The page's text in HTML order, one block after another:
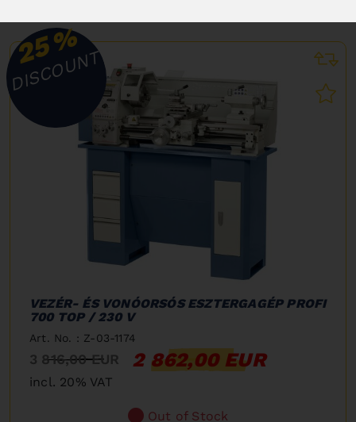
25%
DISCOUNT
VEZÉR- ÉS VONÓORSÓS ESZTERGAGÉP PROFI
700 TOP / 230 V
Art. No. : Z-03-1174
3 816,00 EUR 2 862,00 EUR
incl. 20% VAT
Out of Stock